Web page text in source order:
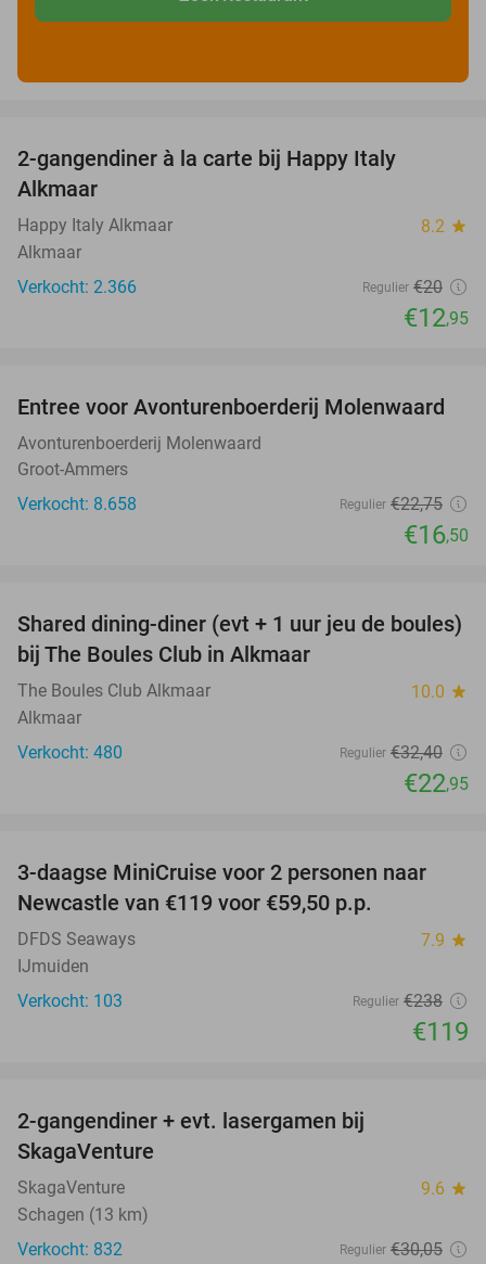
2-gangendiner à la carte bij Happy Italy
Alkmaar
Happy Italy Alkmaar 8.2 star
Alkmaar
Verkocht: 2.366
Regulier €20
€12,95
27%
Entree voor Avonturenboerderij Molenwaard
Avonturenboerderij Molenwaard
Groot-Ammers
Verkocht: 8.658
Regulier €22,75
€16,50
29%
Shared dining-diner (evt + 1 uur jeu de boules)
bij The Boules Club in Alkmaar
The Boules Club Alkmaar 10.0 star
Alkmaar
Verkocht: 480
Regulier €32,40
€22,95
50%
3-daagse MiniCruise voor 2 personen naar
Newcastle van €119 voor €59,50 p.p.
DFDS Seaways 7.9 star
IJmuiden
Verkocht: 103
Regulier €238
€119
2-gangendiner + evt. lasergamen bij
SkagaVenture
SkagaVenture 9.6 star
Schagen (13 km)
Verkocht: 832
Regulier €30,05